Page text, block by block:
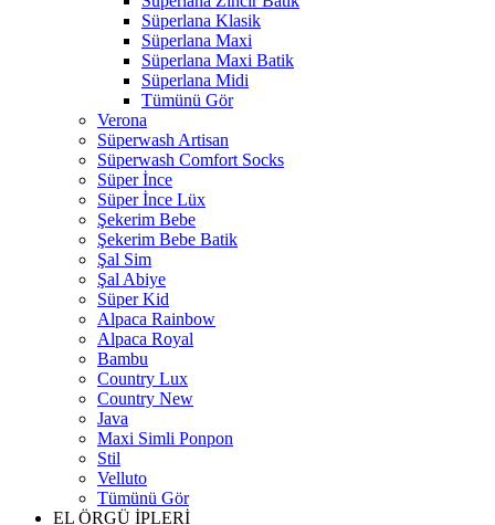
Süperlana Klasik
Süperlana Maxi
Süperlana Maxi Batik
Süperlana Midi
Tümünü Gör
Verona
Süperwash Artisan
Süperwash Comfort Socks
Süper İnce
Süper İnce Lüx
Şekerim Bebe
Şekerim Bebe Batik
Şal Sim
Şal Abiye
Süper Kid
Alpaca Rainbow
Alpaca Royal
Bambu
Country Lux
Country New
Java
Maxi Simli Ponpon
Stil
Velluto
Tümünü Gör
EL ÖRGÜ İPLERİ